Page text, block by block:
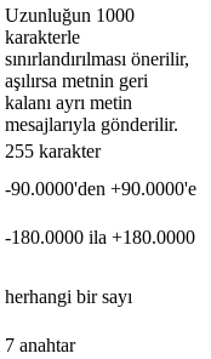
Uzunluğun 1000
karakterle
sınırlandırılması önerilir,
aşılırsa metnin geri
kalanı ayrı metin
mesajlarıyla gönderilir.
255 karakter
-90.0000'den +90.0000'e
-180.0000 ila +180.0000
herhangi bir sayı
7 anahtar